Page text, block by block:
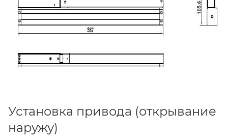
Установка привода (открывание
наружу)